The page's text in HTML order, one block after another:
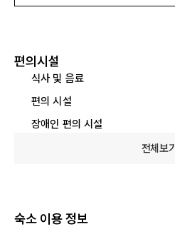
편의시설
식사 및 음료
편의 시설
장애인 편의 시설
전체보기
숙소 이용 정보